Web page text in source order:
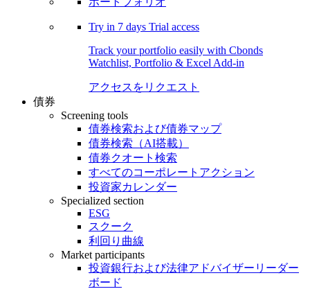
Try in 7 days Trial access
Track your portfolio easily with Cbonds
Watchlist, Portfolio & Excel Add-in
アクセスをリクエスト
債券
Screening tools
債券検索および債券マップ
債券検索（AI搭載）
債券クオート検索
すべてのコーポレートアクション
投資家カレンダー
Specialized section
ESG
スクーク
利回り曲線
Market participants
投資銀行および法律アドバイザーリーダー
ボード